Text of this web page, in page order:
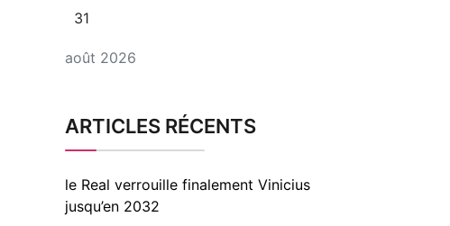
août 2026
31
ARTICLES RÉCENTS
le Real verrouille finalement Vinicius
jusqu’en 2032